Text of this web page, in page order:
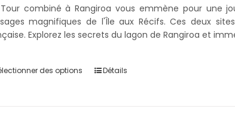
combiné à Rangiroa vous emmène pour une
magnifiques de l'Île aux Récifs. Ces deux
Explorez les secrets du lagon de Rangiroa et
des options Détails